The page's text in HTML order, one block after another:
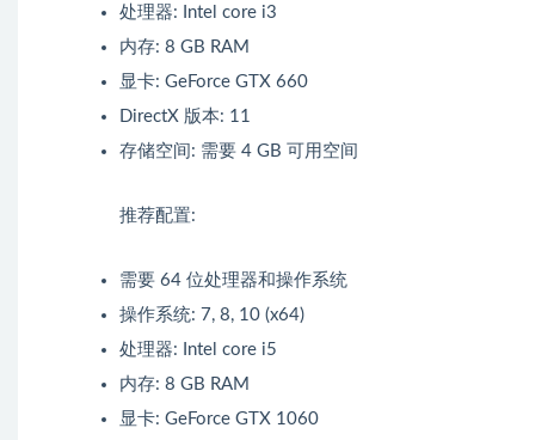
处理器: Intel core i3
内存: 8 GB RAM
显卡: GeForce GTX 660
DirectX 版本: 11
存储空间: 需要 4 GB 可用空间
推荐配置:
需要 64 位处理器和操作系统
操作系统: 7, 8, 10 (x64)
处理器: Intel core i5
内存: 8 GB RAM
显卡: GeForce GTX 1060